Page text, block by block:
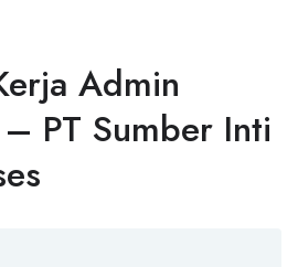
Admin
PT Sumber Inti